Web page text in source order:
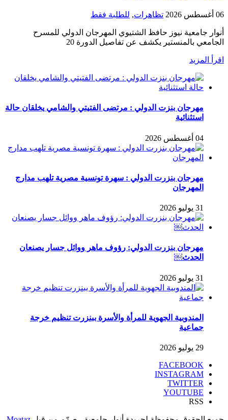
06 أغسطس 2026 تظاهرات, للطلبة فقط
أنوار جامعية نيوز حافظ الشتيوي المهرجان الدولي للمسرح
الجامعي بالمنستير يكشف عن تفاصيل الدورة 20
اقرأ المزيد
مهرجان بنزت الدولي : مرتضى الفتيتي والشامي يخلقان حالة
استثنائية
04 أغسطس 2026
مهرجان بنزرت الدولي : سهرة تونسية مصرية تلهب مدارج
المهرجان
31 يوليو 2026
مهرجان بنزرت الدولي: رؤوف ماهر ووائل جسار يصنعان
الحدث￼
31 يوليو 2026
المندوبية الجهوية للمرأة والأسرة ببنزرت تنظيم خرجة
جماعية
29 يوليو 2026
FACEBOOK
INSTAGRAM
TWITTER
YOUTUBE
RSS